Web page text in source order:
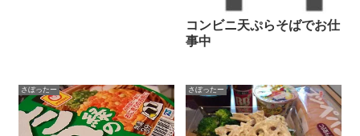
コンビニ天ぷらそばでお仕
事中
さぼったー さぼったー